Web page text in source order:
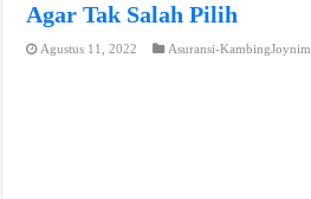
Agar Tak Salah Pilih
Agustus 11, 2022 Asuransi-KambingJoynim